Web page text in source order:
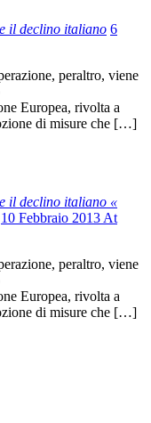
il declino italiano 6
peraltro, viene
Europea, rivolta a
di misure che […]
il declino italiano «
10 Febbraio 2013 At
peraltro, viene
Europea, rivolta a
di misure che […]